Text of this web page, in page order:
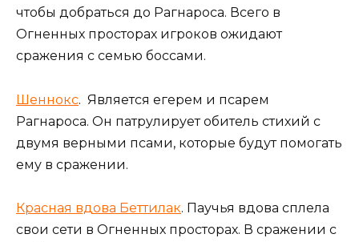
чтобы добраться до Рагнароса. Всего в
Огненных просторах игроков ожидают
сражения с семью боссами.
Шеннокс. Является егерем и псарем
Рагнароса. Он патрулирует обитель стихий с
двумя верными псами, которые будут помогать
ему в сражении.
Красная вдова Беттилак. Паучья вдова сплела
свои сети в Огненных просторах. В сражении с